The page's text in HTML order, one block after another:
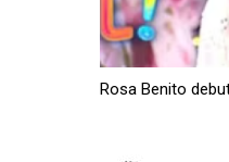
Rosa Benito